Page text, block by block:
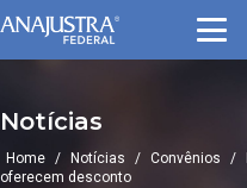
Notícias
Home / Notícias / Convênios /
oferecem desconto